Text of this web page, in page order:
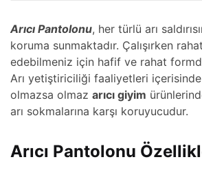
Arıcı Pantolonu, her türlü arı
koruma sunmaktadır. Çalışırken
edebilmeniz için hafif ve rahat
Arı yetiştiriciliği faaliyetleri içerisinde
olmazsa olmaz arıcı giyim
arı sokmalarına karşı koruyucudur.
Arıcı Pantolonu